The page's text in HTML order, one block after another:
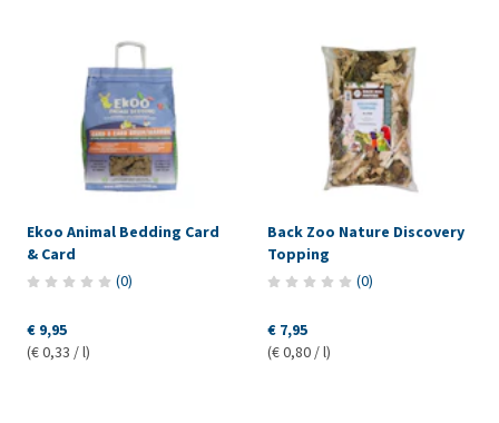
Ekoo Animal Bedding Card
& Card
(0)
€ 9,95
(€ 0,33 / l)
Back Zoo Nature Discovery
Topping
(0)
€ 7,95
(€ 0,80 / l)